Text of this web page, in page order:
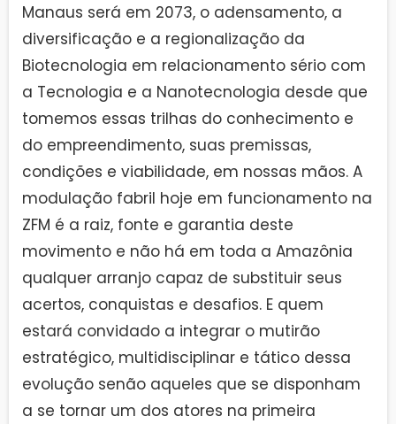
Manaus será em 2073, o adensamento, a
diversificação e a regionalização da
Biotecnologia em relacionamento sério com
a Tecnologia e a Nanotecnologia desde que
tomemos essas trilhas do conhecimento e
do empreendimento, suas premissas,
condições e viabilidade, em nossas mãos. A
modulação fabril hoje em funcionamento na
ZFM é a raiz, fonte e garantia deste
movimento e não há em toda a Amazônia
qualquer arranjo capaz de substituir seus
acertos, conquistas e desafios. E quem
estará convidado a integrar o mutirão
estratégico, multidisciplinar e tático dessa
evolução senão aqueles que se disponham
a se tornar um dos atores na primeira